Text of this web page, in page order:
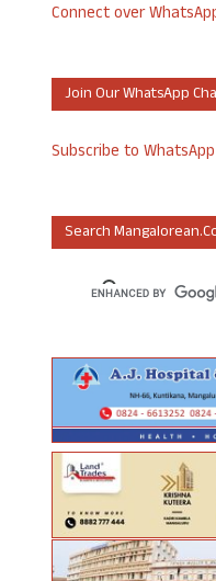
Connect over
Join Our WhatsApp
Subscribe to
Search